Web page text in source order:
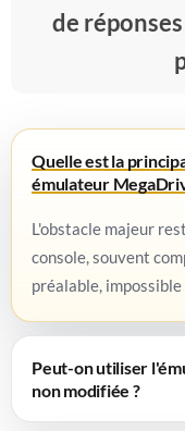
de
Quelle est la
émulateur
L'obstacle majeur
console, souvent
préalable,
Peut-on utiliser
non modifiée ?